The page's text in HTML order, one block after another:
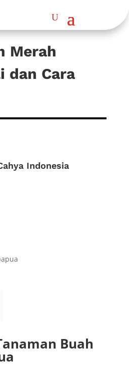
Merah
dan Cara
Indonesia
Buah